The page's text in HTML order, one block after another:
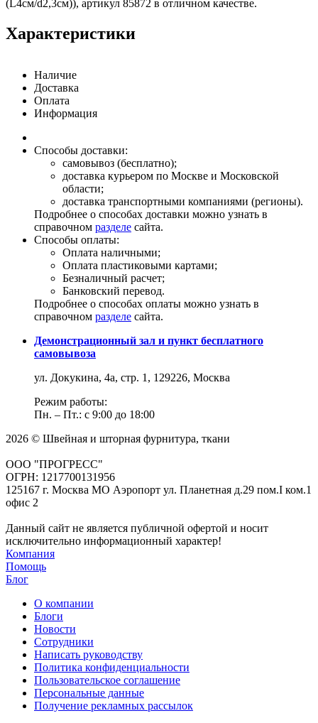
(L4см/d2,3см)), артикул 85872 в отличном качестве.
Характеристики
Наличие
Доставка
Оплата
Информация
Способы доставки:
самовывоз (бесплатно);
доставка курьером по Москве и Московской
области;
доставка транспортными компаниями (регионы).
Подробнее о способах доставки можно узнать в
справочном разделе сайта.
Способы оплаты:
Оплата наличными;
Оплата пластиковыми картами;
Безналичный расчет;
Банковский перевод.
Подробнее о способах оплаты можно узнать в
справочном разделе сайта.
Демонстрационный зал и пункт бесплатного
самовывоза
ул. Докукина, 4а, стр. 1, 129226, Москва
Режим работы:
Пн. – Пт.: с 9:00 до 18:00
2026 © Швейная и шторная фурнитура, ткани
ООО "ПРОГРЕСС"
ОГРН: 1217700131956
125167 г. Москва МО Аэропорт ул. Планетная д.29 пом.I ком.1
офис 2
Данный сайт не является публичной офертой и носит
исключительно информационный характер!
Компания
Помощь
Блог
О компании
Блоги
Новости
Сотрудники
Написать руководству
Политика конфиденциальности
Пользовательское соглашение
Персональные данные
Получение рекламных рассылок